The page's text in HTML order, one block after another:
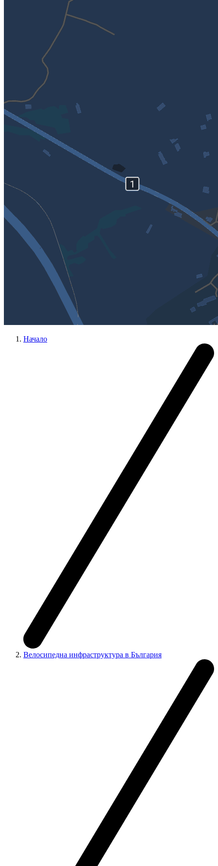
Начало
Велосипедна инфраструктура в България